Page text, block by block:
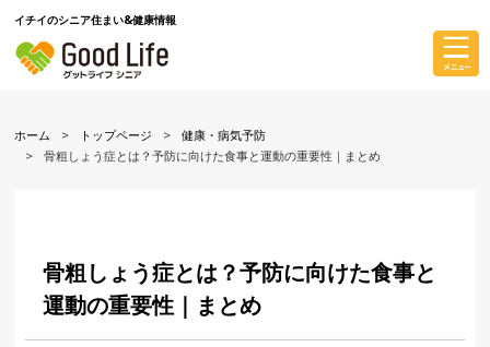
イチイのシニア住まい&健康情報
ホーム トップページ
健康・病気予防
骨粗しょう症とは？予防に向けた食事と運動の重要性｜まとめ
骨粗しょう症とは？予防に向けた食事と
運動の重要性｜まとめ